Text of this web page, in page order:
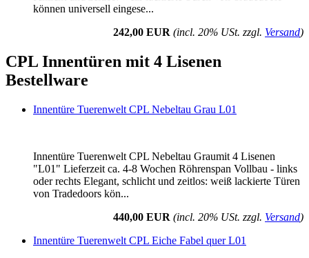
können universell eingese...
242,00 EUR (incl. 20% USt. zzgl. Versand)
CPL Innentüren mit 4 Lisenen
Bestellware
Innentüre Tuerenwelt CPL Nebeltau Grau L01
Innentüre Tuerenwelt CPL Nebeltau Graumit 4 Lisenen
"L01" Lieferzeit ca. 4-8 Wochen Röhrenspan Vollbau - links
oder rechts Elegant, schlicht und zeitlos: weiß lackierte Türen
von Tradedoors kön...
440,00 EUR (incl. 20% USt. zzgl. Versand)
Innentüre Tuerenwelt CPL Eiche Fabel quer L01